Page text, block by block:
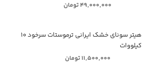
۴۹,۰۰۰,۰۰۰ تومان
هیتر سونای خشک ایرانی ترموستات سرخود ۱۰
کیلووات
۱۱,۵۰۰,۰۰۰ تومان